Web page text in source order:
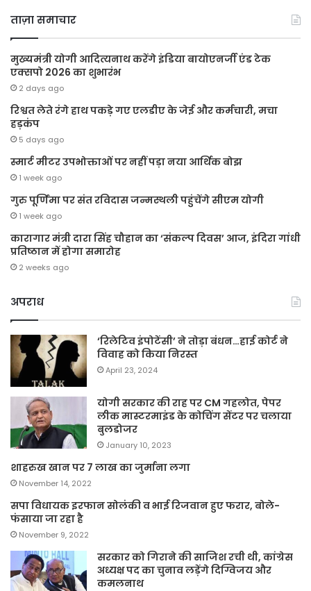
ताज़ा समाचार
मुख्यमंत्री योगी आदित्यनाथ करेंगे इंडिया बायोएनर्जी एंड टेक
एक्सपो 2026 का शुभारंभ
2 days ago
रिश्वत लेते रंगे हाथ पकड़े गए एलडीए के जेई और कर्मचारी, मचा
हड़कंप
5 days ago
स्मार्ट मीटर उपभोक्ताओं पर नहीं पड़ा नया आर्थिक बोझ
1 week ago
गुरु पूर्णिमा पर संत रविदास जन्मस्थली पहुंचेंगे सीएम योगी
1 week ago
कारागार मंत्री दारा सिंह चौहान का ‘संकल्प दिवस’ आज, इंदिरा गांधी
प्रतिष्ठान में होगा समारोह
2 weeks ago
अपराध
‘रिलेटिव इंपोटेंसी’ ने तोड़ा बंधन…हाई कोर्ट ने
विवाह को किया निरस्त
April 23, 2024
योगी सरकार की राह पर CM गहलोत, पेपर
लीक मास्टरमाइंड के कोचिंग सेंटर पर चलाया
बुलडोजर
January 10, 2023
शाहरुख खान पर 7 लाख का जुर्माना लगा
November 14, 2022
सपा विधायक इरफान सोलंकी व भाई रिजवान हुए फरार, बोले-
फंसाया जा रहा है
November 9, 2022
सरकार को गिराने की साजिश रची थी, कांग्रेस
अध्यक्ष पद का चुनाव लड़ेंगे दिग्विजय और
कमलनाथ